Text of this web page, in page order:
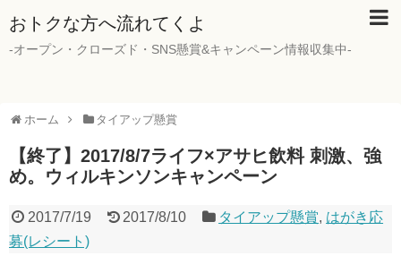
おトクな方へ流れてくよ
-オープン・クローズド・SNS懸賞&キャンペーン情報収集中-
ホーム タイアップ懸賞
【終了】2017/8/7ライフ×アサヒ飲料 刺激、強
め。ウィルキンソンキャンペーン
2017/7/19 2017/8/10 タイアップ懸賞, はがき応
募(レシート)